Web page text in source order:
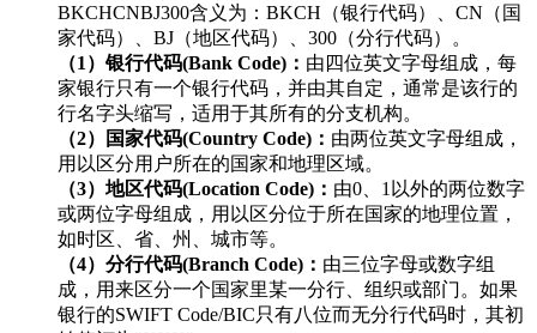
BKCHCNBJ300含义为：BKCH（银行代码）、CN（国
家代码）、BJ（地区代码）、300（分行代码）。
（1）银行代码(Bank Code)： 由四位英文字母组成，每
家银行只有一个银行代码，并由其自定，通常是该行的
行名字头缩写，适用于其所有的分支机构。
（2）国家代码(Country Code)： 由两位英文字母组成，
用以区分用户所在的国家和地理区域。
（3）地区代码(Location Code)： 由0、1以外的两位数字
或两位字母组成，用以区分位于所在国家的地理位置，
如时区、省、州、城市等。
（4）分行代码(Branch Code)： 由三位字母或数字组
成，用来区分一个国家里某一分行、组织或部门。如果
银行的SWIFT Code/BIC只有八位而无分行代码时，其初